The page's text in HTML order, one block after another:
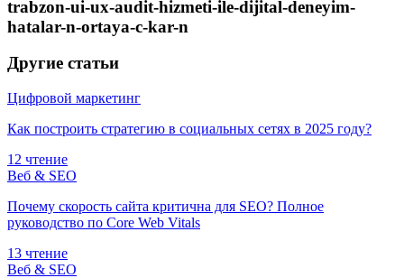
trabzon-ui-ux-audit-hizmeti-ile-dijital-deneyim-
hatalar-n-ortaya-c-kar-n
Другие статьи
Цифровой маркетинг
Как построить стратегию в социальных сетях в 2025 году?
12 чтение
Веб & SEO
Почему скорость сайта критична для SEO? Полное
руководство по Core Web Vitals
13 чтение
Веб & SEO